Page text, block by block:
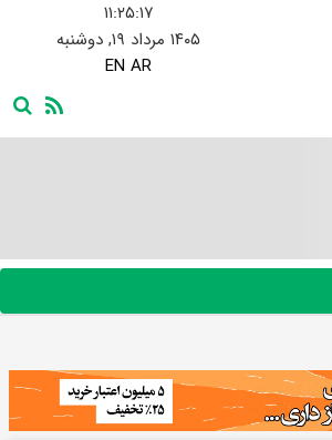
۱۱:۲۵:۱۸
۱۴۰۵ مرداد ۱۹, دوشنبه
EN AR